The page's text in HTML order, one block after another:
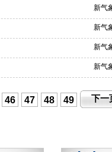
新气
新气
新气
新气
46 47 48 49 下一